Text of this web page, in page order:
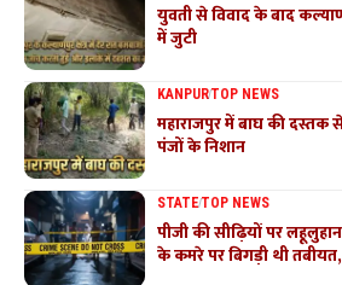
युवती से विवाद के बाद
में जुटी
KANPURTOP NEWS
महाराजपुर में बाघ की
पंजों के निशान
STATETOP NEWS
पीजी की सीढ़ियों पर लहूलुहान
के कमरे पर बिगड़ी थी